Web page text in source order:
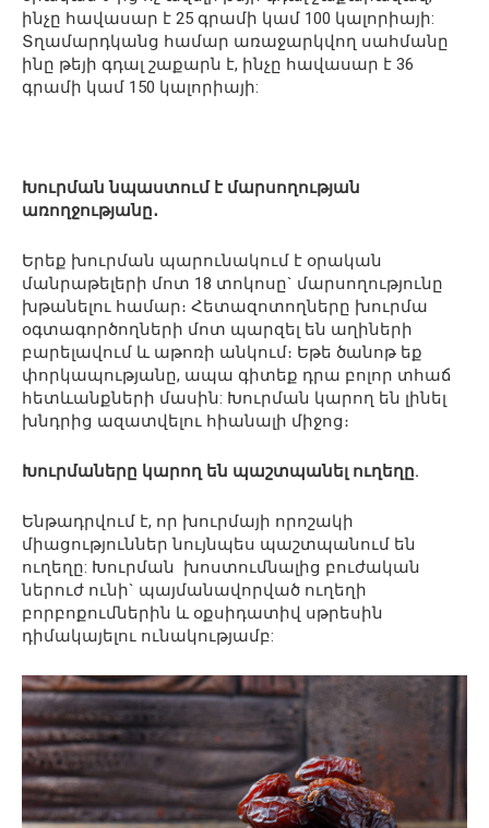
ինչը հավասար է 25 գրամի կամ 100 կալորիայի:
Տղամարդկանց համար առաջարկվող սահմանը
ինը թեյի գդալ շաքարն է, ինչը հավասար է 36
գրամի կամ 150 կալորիայի:
Խուրման նպաստում է մարսողության
առողջությանը․
Երեք խուրման պարունակում է օրական
մանրաթելերի մոտ 18 տոկոսը` մարսողությունը
խթանելու համար։ Հետազոտողները խուրմա
օգտագործողների մոտ պարզել են աղիների
բարելավում և աթոռի անկում։ Եթե ​​ծանոթ եք
փորկապությանը, ապա գիտեք դրա բոլոր տհաճ
հետևանքների մասին: Խուրման կարող են լինել
խնդրից ազատվելու հիանալի միջոց։
Խուրմաները կարող են պաշտպանել ուղեղը.
Ենթադրվում է, որ խուրմայի որոշակի
միացություններ նույնպես պաշտպանում են
ուղեղը: Խուրման խոստումնալից բուժական
ներուժ ունի` պայմանավորված ուղեղի
բորբոքումներին և օքսիդատիվ սթրեսին
դիմակայելու ունակությամբ: